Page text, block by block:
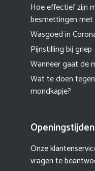
Hoe effectief zijn
besmettingen met
Wasgoed in
Pijnstilling bij griep
Wanneer gaat de
Wat te doen
mondkapje?
Openingstijden
Onze
vragen te